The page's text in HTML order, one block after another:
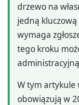
drzewo na
jedną
wymaga
tego kroku
W tym artykule
obowiązują w